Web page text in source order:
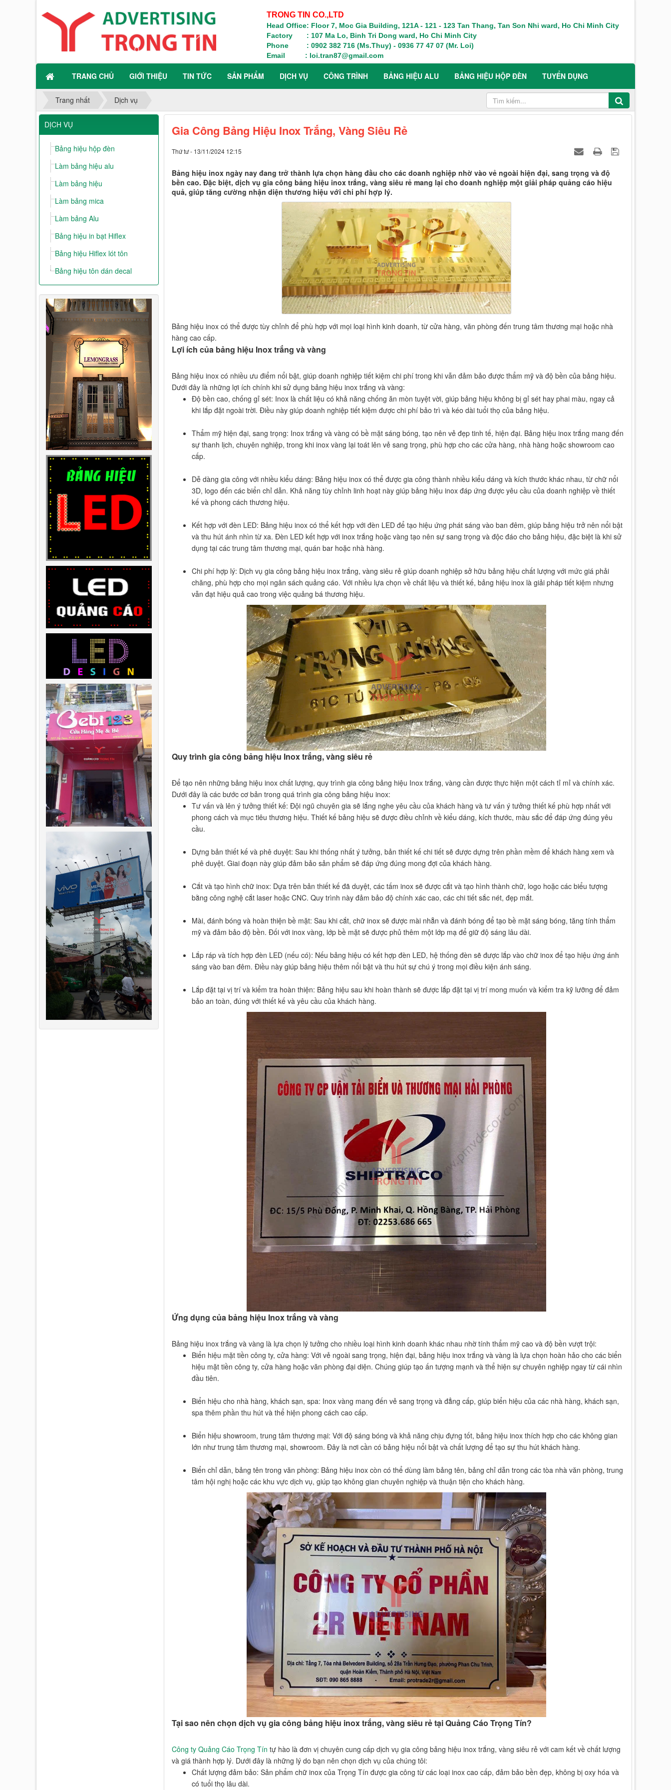
TRONG TIN CO.,LTD
Head Office: Floor 7, Moc Gia Building, 121A - 121 - 123 Tan Thang, Tan Son Nhi ward, Ho Chi Minh City
Factory : 107 Ma Lo, Binh Tri Dong ward, Ho Chi Minh City
Phone : 0902 382 716 (Ms.Thuy) - 0936 77 47 07 (Mr. Loi)
Email : loi.tran87@gmail.com
TRANG CHỦ GIỚI THIỆU TIN TỨC SẢN PHẨM DỊCH VỤ CÔNG TRÌNH BẢNG HIỆU ALU BẢNG HIỆU HỘP ĐÈN TUYỂN DỤNG
Trang nhất Dịch vụ
Gia Công Bảng Hiệu Inox Trắng, Vàng Siêu Rẻ
Thứ tư - 13/11/2024 12:15
Bảng hiệu inox ngày nay đang trở thành lựa chọn hàng đầu cho các doanh nghiệp nhờ vào vẻ ngoài hiện đại, sang trọng và độ
bền cao. Đặc biệt, dịch vụ gia công bảng hiệu inox trắng, vàng siêu rẻ mang lại cho doanh nghiệp một giải pháp quảng cáo hiệu
quả, giúp tăng cường nhận diện thương hiệu với chi phí hợp lý.
Bảng hiệu inox có thể được tùy chỉnh để phù hợp với mọi loại hình kinh doanh, từ cửa hàng, văn phòng đến trung tâm thương mại hoặc nhà
hàng cao cấp.
Lợi ích của bảng hiệu Inox trắng và vàng
Bảng hiệu inox có nhiều ưu điểm nổi bật, giúp doanh nghiệp tiết kiệm chi phí trong khi vẫn đảm bảo được thẩm mỹ và độ bền của bảng hiệu.
Dưới đây là những lợi ích chính khi sử dụng bảng hiệu inox trắng và vàng:
Độ bền cao, chống gỉ sét: Inox là chất liệu có khả năng chống ăn mòn tuyệt vời, giúp bảng hiệu không bị gỉ sét hay phai màu, ngay cả
khi lắp đặt ngoài trời. Điều này giúp doanh nghiệp tiết kiệm được chi phí bảo trì và kéo dài tuổi thọ của bảng hiệu.
Thẩm mỹ hiện đại, sang trọng: Inox trắng và vàng có bề mặt sáng bóng, tạo nên vẻ đẹp tinh tế, hiện đại. Bảng hiệu inox trắng mang đến
sự thanh lịch, chuyên nghiệp, trong khi inox vàng lại toát lên vẻ sang trọng, phù hợp cho các cửa hàng, nhà hàng hoặc showroom cao
cấp.
Dễ dàng gia công với nhiều kiểu dáng: Bảng hiệu inox có thể được gia công thành nhiều kiểu dáng và kích thước khác nhau, từ chữ nổi
3D, logo đến các biển chỉ dẫn. Khả năng tùy chỉnh linh hoạt này giúp bảng hiệu inox đáp ứng được yêu cầu của doanh nghiệp về thiết
kế và phong cách thương hiệu.
Kết hợp với đèn LED: Bảng hiệu inox có thể kết hợp với đèn LED để tạo hiệu ứng phát sáng vào ban đêm, giúp bảng hiệu trở nên nổi bật
và thu hút ánh nhìn từ xa. Đèn LED kết hợp với inox trắng hoặc vàng tạo nên sự sang trọng và độc đáo cho bảng hiệu, đặc biệt là khi sử
dụng tại các trung tâm thương mại, quán bar hoặc nhà hàng.
Chi phí hợp lý: Dịch vụ gia công bảng hiệu inox trắng, vàng siêu rẻ giúp doanh nghiệp sở hữu bảng hiệu chất lượng với mức giá phải
chăng, phù hợp cho mọi ngân sách quảng cáo. Với nhiều lựa chọn về chất liệu và thiết kế, bảng hiệu inox là giải pháp tiết kiệm nhưng
vẫn đạt hiệu quả cao trong việc quảng bá thương hiệu.
Quy trình gia công bảng hiệu Inox trắng, vàng siêu rẻ
Để tạo nên những bảng hiệu inox chất lượng, quy trình gia công bảng hiệu Inox trắng, vàng cần được thực hiện một cách tỉ mỉ và chính xác.
Dưới đây là các bước cơ bản trong quá trình gia công bảng hiệu inox:
Tư vấn và lên ý tưởng thiết kế: Đội ngũ chuyên gia sẽ lắng nghe yêu cầu của khách hàng và tư vấn ý tưởng thiết kế phù hợp nhất với
phong cách và mục tiêu thương hiệu. Thiết kế bảng hiệu sẽ được điều chỉnh về kiểu dáng, kích thước, màu sắc để đáp ứng đúng yêu
cầu.
Dựng bản thiết kế và phê duyệt: Sau khi thống nhất ý tưởng, bản thiết kế chi tiết sẽ được dựng trên phần mềm để khách hàng xem và
phê duyệt. Giai đoạn này giúp đảm bảo sản phẩm sẽ đáp ứng đúng mong đợi của khách hàng.
Cắt và tạo hình chữ inox: Dựa trên bản thiết kế đã duyệt, các tấm inox sẽ được cắt và tạo hình thành chữ, logo hoặc các biểu tượng
bằng công nghệ cắt laser hoặc CNC. Quy trình này đảm bảo độ chính xác cao, các chi tiết sắc nét, đẹp mắt.
Mài, đánh bóng và hoàn thiện bề mặt: Sau khi cắt, chữ inox sẽ được mài nhẵn và đánh bóng để tạo bề mặt sáng bóng, tăng tính thẩm
mỹ và đảm bảo độ bền. Đối với inox vàng, lớp bề mặt sẽ được phủ thêm một lớp mạ để giữ độ sáng lâu dài.
Lắp ráp và tích hợp đèn LED (nếu có): Nếu bảng hiệu có kết hợp đèn LED, hệ thống đèn sẽ được lắp vào chữ inox để tạo hiệu ứng ánh
sáng vào ban đêm. Điều này giúp bảng hiệu thêm nổi bật và thu hút sự chú ý trong mọi điều kiện ánh sáng.
Lắp đặt tại vị trí và kiểm tra hoàn thiện: Bảng hiệu sau khi hoàn thành sẽ được lắp đặt tại vị trí mong muốn và kiểm tra kỹ lưỡng để đảm
bảo an toàn, đúng với thiết kế và yêu cầu của khách hàng.
Ứng dụng của bảng hiệu Inox trắng và vàng
Bảng hiệu inox trắng và vàng là lựa chọn lý tưởng cho nhiều loại hình kinh doanh khác nhau nhờ tính thẩm mỹ cao và độ bền vượt trội:
Biển hiệu mặt tiền công ty, cửa hàng: Với vẻ ngoài sang trọng, hiện đại, bảng hiệu inox trắng và vàng là lựa chọn hoàn hảo cho các biển
hiệu mặt tiền công ty, cửa hàng hoặc văn phòng đại diện. Chúng giúp tạo ấn tượng mạnh và thể hiện sự chuyên nghiệp ngay từ cái nhìn
đầu tiên.
Biển hiệu cho nhà hàng, khách sạn, spa: Inox vàng mang đến vẻ sang trọng và đẳng cấp, giúp biển hiệu của các nhà hàng, khách sạn,
spa thêm phần thu hút và thể hiện phong cách cao cấp.
Biển hiệu showroom, trung tâm thương mại: Với độ sáng bóng và khả năng chịu đựng tốt, bảng hiệu inox thích hợp cho các không gian
lớn như trung tâm thương mại, showroom. Đây là nơi cần có bảng hiệu nổi bật và chất lượng để tạo sự thu hút khách hàng.
Biển chỉ dẫn, bảng tên trong văn phòng: Bảng hiệu inox còn có thể dùng làm bảng tên, bảng chỉ dẫn trong các tòa nhà văn phòng, trung
tâm hội nghị hoặc các khu vực dịch vụ, giúp tạo không gian chuyên nghiệp và thuận tiện cho khách hàng.
Tại sao nên chọn dịch vụ gia công bảng hiệu inox trắng, vàng siêu rẻ tại Quảng Cáo Trọng Tín?
Công ty Quảng Cáo Trọng Tín tự hào là đơn vị chuyên cung cấp dịch vụ gia công bảng hiệu inox trắng, vàng siêu rẻ với cam kết về chất lượng
và giá thành hợp lý. Dưới đây là những lý do bạn nên chọn dịch vụ của chúng tôi:
Chất lượng đảm bảo: Sản phẩm chữ inox của Trọng Tín được gia công từ các loại inox cao cấp, đảm bảo bền đẹp, không bị oxy hóa và
có tuổi thọ lâu dài.
DỊCH VỤ
Bảng hiệu hộp đèn
Làm bảng hiệu alu
Làm bảng hiệu
Làm bảng mica
Làm bảng Alu
Bảng hiệu in bạt Hiflex
Bảng hiệu Hiflex lót tôn
Bảng hiệu tôn dán decal